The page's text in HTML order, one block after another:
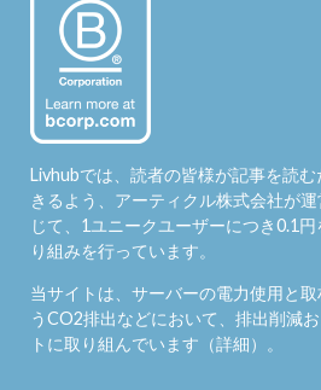
Livhubでは、読者の皆様が記事を読
きるよう、アーティクル株式会社が
じて、1ユニークユーザーにつき0.1
り組みを行っています。
当サイトは、サーバーの電力使用と
うCO2排出などにおいて、排出削減
トに取り組んでいます（詳細）。